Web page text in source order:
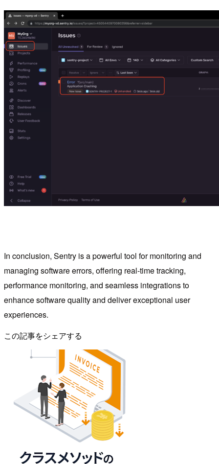
In conclusion, Sentry is a powerful tool for monitoring and
managing software errors, offering real-time tracking,
performance monitoring, and seamless integrations to
enhance software quality and deliver exceptional user
experiences.
この記事をシェアする